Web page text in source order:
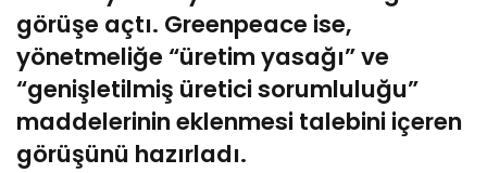
görüşe açtı. Greenpeace ise,
yönetmeliğe “üretim yasağı” ve
“genişletilmiş üretici sorumluluğu”
maddelerinin eklenmesi talebini içeren
görüşünü hazırladı.